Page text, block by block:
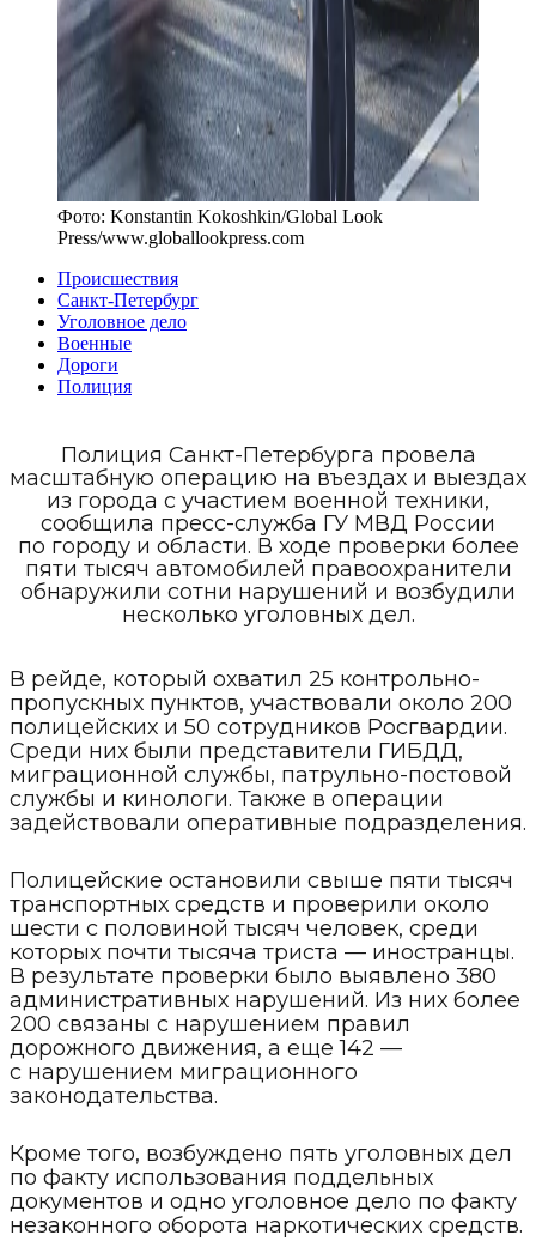
Фото: Konstantin Kokoshkin/Global Look
Press/www.globallookpress.com
Происшествия
Санкт-Петербург
Уголовное дело
Военные
Дороги
Полиция
Полиция Санкт-Петербурга провела
масштабную операцию на въездах и выездах
из города с участием военной техники,
сообщила пресс-служба ГУ МВД России
по городу и области. В ходе проверки более
пяти тысяч автомобилей правоохранители
обнаружили сотни нарушений и возбудили
несколько уголовных дел.
В рейде, который охватил 25 контрольно-
пропускных пунктов, участвовали около 200
полицейских и 50 сотрудников Росгвардии.
Среди них были представители ГИБДД,
миграционной службы, патрульно-постовой
службы и кинологи. Также в операции
задействовали оперативные подразделения.
Полицейские остановили свыше пяти тысяч
транспортных средств и проверили около
шести с половиной тысяч человек, среди
которых почти тысяча триста — иностранцы.
В результате проверки было выявлено 380
административных нарушений. Из них более
200 связаны с нарушением правил
дорожного движения, а еще 142 —
с нарушением миграционного
законодательства.
Кроме того, возбуждено пять уголовных дел
по факту использования поддельных
документов и одно уголовное дело по факту
незаконного оборота наркотических средств.